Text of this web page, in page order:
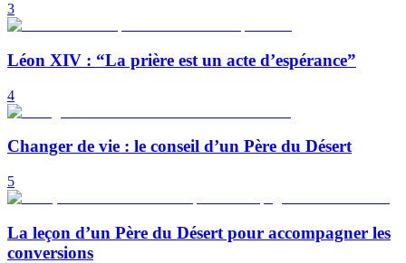
3
Léon XIV : “La prière est un acte d’espérance”
4
Changer de vie : le conseil d’un Père du Désert
5
La leçon d’un Père du Désert pour accompagner les
conversions